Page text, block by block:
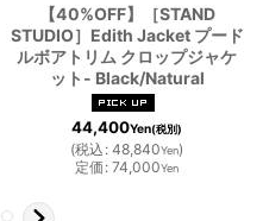
【40%OFF】［STAND
STUDIO］Edith Jacket プード
ルボアトリム クロップジャケ
ット- Black/Natural
44,400Yen(税別)
(税込 : 48,840Yen)
定価 : 74,000Yen